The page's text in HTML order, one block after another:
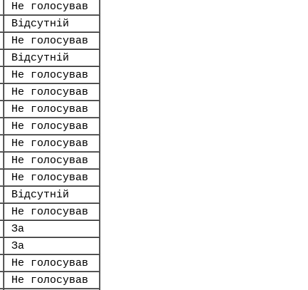
Не голосував
Відсутній
Не голосував
Відсутній
Не голосував
Не голосував
Не голосував
Не голосував
Не голосував
Не голосував
Не голосував
Відсутній
Не голосував
За
За
Не голосував
Не голосував